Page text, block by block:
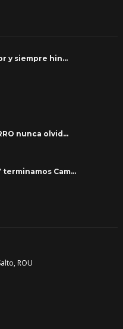
y siempre hin…
nunca olvid…
terminamos Cam…
ROU